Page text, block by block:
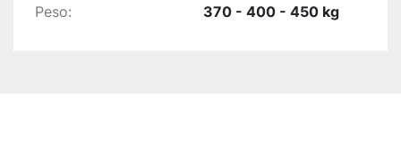
Peso: 370 - 400 - 450 kg